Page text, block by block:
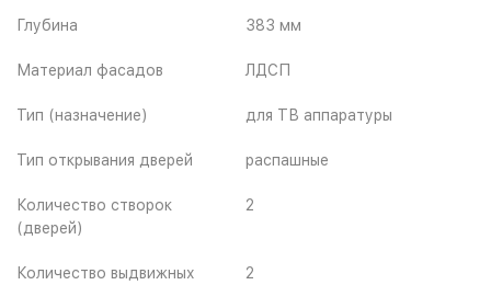
Глубина 383 мм
Материал фасадов ЛДСП
Тип (назначение) для ТВ аппаратуры
Тип открывания дверей распашные
Количество створок
(дверей)
2
Количество выдвижных
2